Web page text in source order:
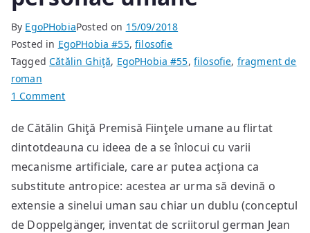
By EgoPHobiaPosted on 15/09/2018
Posted in EgoPHobia #55,filosofie
TaggedCătălin Ghiţă, EgoPHobia #55, filosofie, fragment de
roman
1 Commenton
însufleţiţi
ca
personae
umane
de Cătălin Ghiţă Premisă Fiinţele umane au flirtat
dintotdeauna cu ideea de a se înlocui cu varii
mecanisme artificiale, care ar putea acţiona ca
substitute antropice: acestea ar urma să devină o
extensie a sinelui uman sau chiar un dublu (conceptul
de Doppelgänger, inventat de scriitorul german Jean